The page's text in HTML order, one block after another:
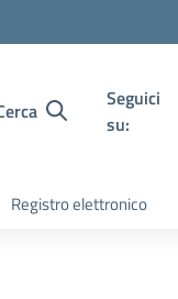
Seguici
su:
Registro elettronico